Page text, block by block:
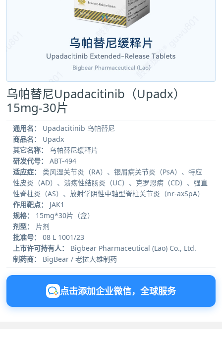
乌帕替尼Upadacitinib（Upadx）
15mg-30片
通用名：
Upadacitinib 乌帕替尼
商品名：
Upadx
其它名称：
乌帕替尼缓释片
研发代号：
ABT-494
适应症：
类风湿关节炎（RA）、银屑病关节炎（PsA）、特应
性皮炎（AD）、溃疡性结肠炎（UC）、克罗恩病（CD）、强直
性脊柱炎（AS）、放射学阴性中轴型脊柱关节炎（nr-axSpA）
作用靶点：
JAK1
规格：
15mg*30片（盒）
剂型：
片剂
批准号：
08 L 1001/23
上市许可持有人：
Bigbear Pharmaceutical (Lao) Co., Ltd.
制药商：
BigBear / 老挝大雄制药
点击添加企业微信，全球服务